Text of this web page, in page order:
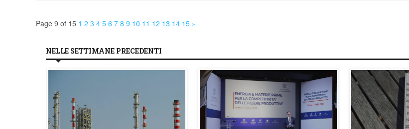
Page 9 of 15 1 2 3 4 5 6 7 8 9 10 11 12 13 14 15 »
NELLE SETTIMANE PRECEDENTI